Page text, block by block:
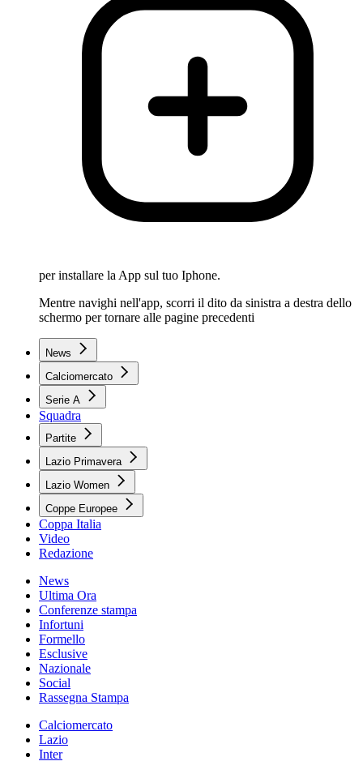
per installare la App sul tuo Iphone.
Mentre navighi nell'app, scorri il dito da sinistra a destra dello
schermo per tornare alle pagine precedenti
News
Calciomercato
Serie A
Squadra
Partite
Lazio Primavera
Lazio Women
Coppe Europee
Coppa Italia
Video
Redazione
News
Ultima Ora
Conferenze stampa
Infortuni
Formello
Esclusive
Nazionale
Social
Rassegna Stampa
Calciomercato
Lazio
Inter